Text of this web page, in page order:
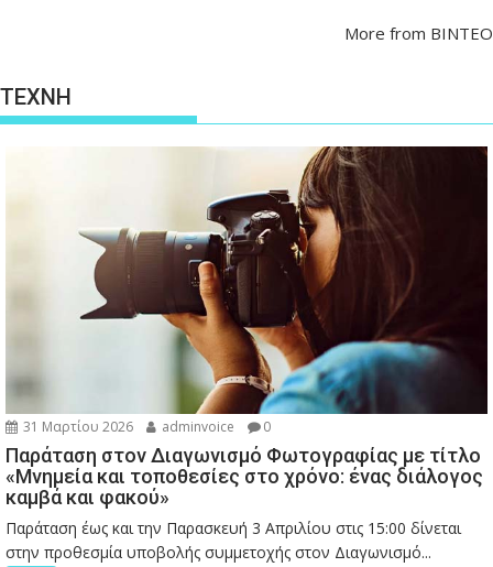
More from ΒΙΝΤΕΟ
ΤΕΧΝΗ
31 Μαρτίου 2026 adminvoice 0
Παράταση στον Διαγωνισμό Φωτογραφίας με τίτλο
«Μνημεία και τοποθεσίες στο χρόνο: ένας διάλογος
καμβά και φακού»
Παράταση έως και την Παρασκευή 3 Απριλίου στις 15:00 δίνεται
στην προθεσμία υποβολής συμμετοχής στον Διαγωνισμό...